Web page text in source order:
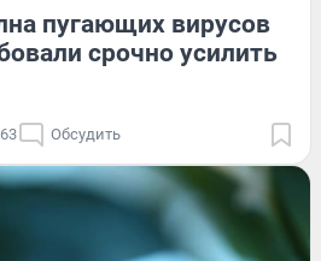
пугающих вирусов
срочно усилить
Обсудить